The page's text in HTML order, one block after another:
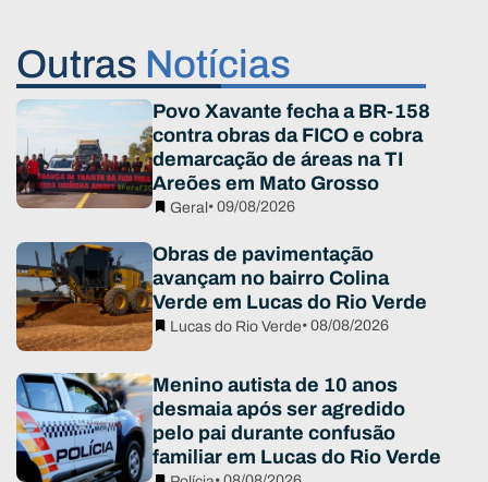
Outras Notícias
Povo Xavante fecha a BR-158
contra obras da FICO e cobra
demarcação de áreas na TI
Areões em Mato Grosso
Geral • 09/08/2026
Obras de pavimentação
avançam no bairro Colina
Verde em Lucas do Rio Verde
Lucas do Rio Verde• 08/08/2026
Menino autista de 10 anos
desmaia após ser agredido
pelo pai durante confusão
familiar em Lucas do Rio Verde